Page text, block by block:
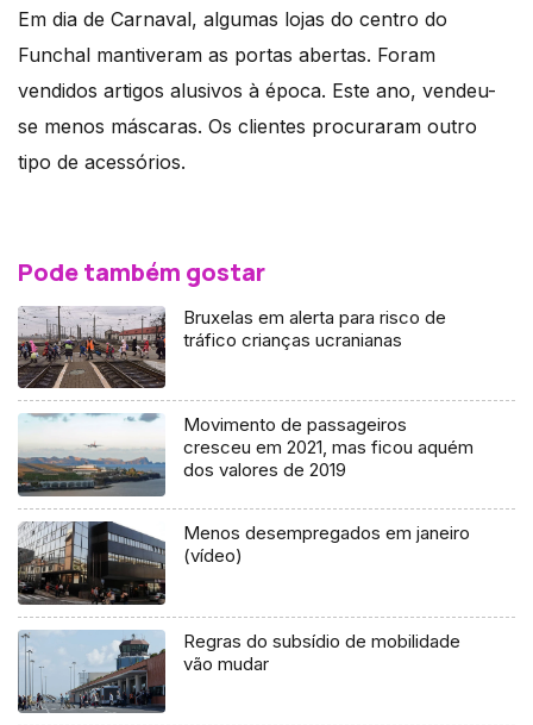
Em dia de Carnaval, algumas lojas do centro do
Funchal mantiveram as portas abertas. Foram
vendidos artigos alusivos à época. Este ano, vendeu-
se menos máscaras. Os clientes procuraram outro
tipo de acessórios.
Pode também gostar
Bruxelas em alerta para risco de
tráfico crianças ucranianas
Movimento de passageiros
cresceu em 2021, mas ficou aquém
dos valores de 2019
Menos desempregados em janeiro
(vídeo)
Regras do subsídio de mobilidade
vão mudar